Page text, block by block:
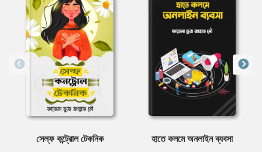
সেল্ফ কন্ট্রোল টেকনিক হাতে কলমে অনলাইন ব্যবসা